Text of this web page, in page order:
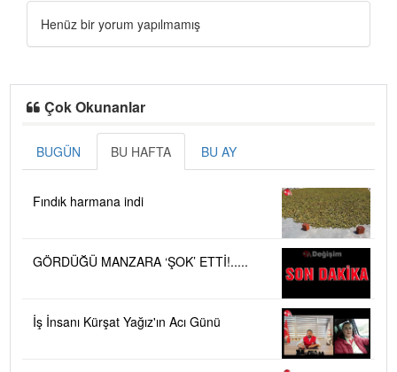
Henüz bir yorum yapılmamış
Çok Okunanlar
BUGÜN BU HAFTA BU AY
Fındık harmana indi
GÖRDÜĞÜ MANZARA ‘ŞOK’ ETTİ!.....
İş İnsanı Kürşat Yağız'ın Acı Günü